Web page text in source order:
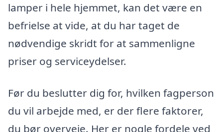
lamper i hele hjemmet, kan det være en
befrielse at vide, at du har taget de
nødvendige skridt for at sammenligne
priser og serviceydelser.
Før du beslutter dig for, hvilken fagperson
du vil arbejde med, er der flere faktorer,
du bør overveje. Her er nogle fordele ved